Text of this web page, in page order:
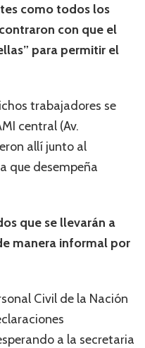
como todos los
con que el
para permitir el
trabajadores se
central (Av.
allí junto al
que desempeña
que se llevarán a
manera informal por
Civil de la Nación
a la secretaria